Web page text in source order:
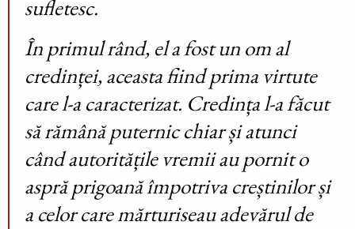
sufletesc.
În primul rând, el a fost un om al
credinței, aceasta fiind prima virtute
care l-a caracterizat. Credința l-a făcut
să rămână puternic chiar și atunci
când autoritățile vremii au pornit o
aspră prigoană împotriva creștinilor și
a celor care mărturiseau adevărul de